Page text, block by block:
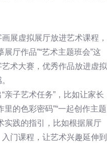
展虚拟展厅放进艺术课程，
厅作品”“艺术主题班会”这
术大赛，优秀作品放进虚拟
亲子艺术任务”，比如让家长
的色彩密码”“一起创作主题
实践的指引，比如根据展厅
门课程，让艺术兴趣延伸到